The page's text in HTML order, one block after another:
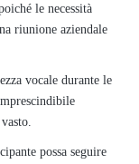
le necessità
riunione aziendale
vocale durante le
possa seguire